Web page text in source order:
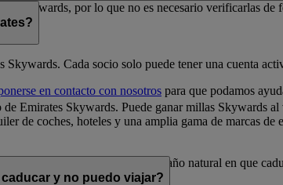
Skywards, por lo que no es necesario verificarlas
Skywards. Cada socio solo puede tener una cuenta
en contacto con nosotros para que podamos
de Emirates Skywards. Puede ganar millas Skywards
de coches, hoteles y una amplia gama de marcas de
fecha en que se obtienen. En el año natural en que
y no puedo viajar?